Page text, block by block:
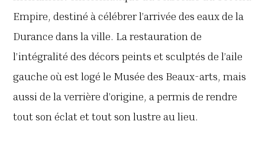
Empire, destiné à célébrer l’arrivée des eaux de la
Durance dans la ville. La restauration de
l’intégralité des décors peints et sculptés de l’aile
gauche où est logé le Musée des Beaux-arts, mais
aussi de la verrière d’origine, a permis de rendre
tout son éclat et tout son lustre au lieu.